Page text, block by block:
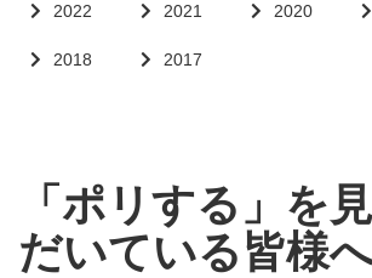
2022 2021 2020
2018 2017
「ポリする」を
だいている皆様